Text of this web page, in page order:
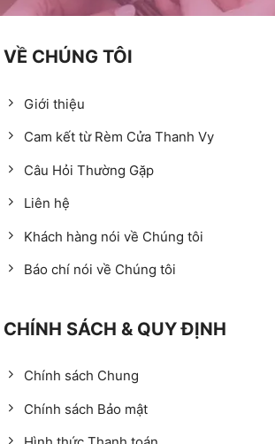
VỀ CHÚNG TÔI
Giới thiệu
Cam kết từ Rèm Cửa Thanh Vy
Câu Hỏi Thường Gặp
Liên hệ
Khách hàng nói về Chúng tôi
Báo chí nói về Chúng tôi
CHÍNH SÁCH & QUY ĐỊNH
Chính sách Chung
Chính sách Bảo mật